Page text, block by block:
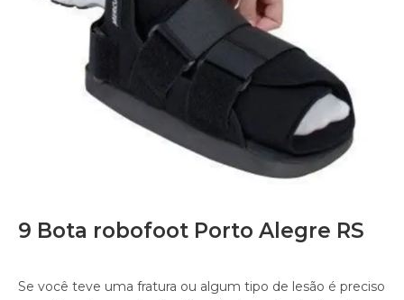
9 Bota robofoot Porto Alegre RS
Se você teve uma fratura ou algum tipo de lesão é preciso